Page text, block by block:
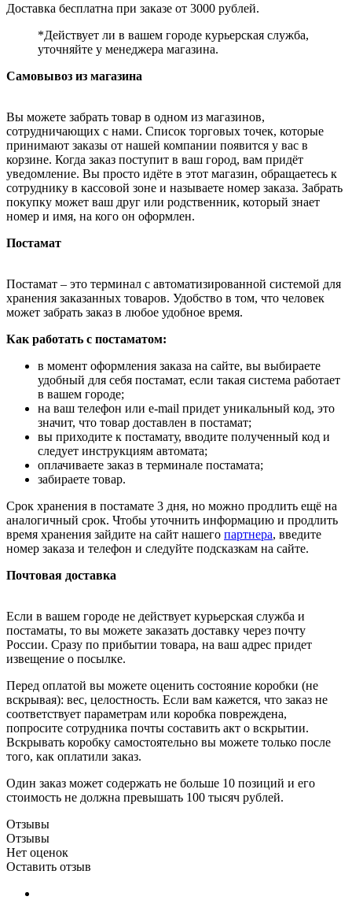
Доставка бесплатна при заказе от 3000 рублей.
*Действует ли в вашем городе курьерская служба,
уточняйте у менеджера магазина.
Самовывоз из магазина
Вы можете забрать товар в одном из магазинов,
сотрудничающих с нами. Список торговых точек, которые
принимают заказы от нашей компании появится у вас в
корзине. Когда заказ поступит в ваш город, вам придёт
уведомление. Вы просто идёте в этот магазин, обращаетесь к
сотруднику в кассовой зоне и называете номер заказа. Забрать
покупку может ваш друг или родственник, который знает
номер и имя, на кого он оформлен.
Постамат
Постамат – это терминал с автоматизированной системой для
хранения заказанных товаров. Удобство в том, что человек
может забрать заказ в любое удобное время.
Как работать с постаматом:
в момент оформления заказа на сайте, вы выбираете
удобный для себя постамат, если такая система работает
в вашем городе;
на ваш телефон или e-mail придет уникальный код, это
значит, что товар доставлен в постамат;
вы приходите к постамату, вводите полученный код и
следует инструкциям автомата;
оплачиваете заказ в терминале постамата;
забираете товар.
Срок хранения в постамате 3 дня, но можно продлить ещё на
аналогичный срок. Чтобы уточнить информацию и продлить
время хранения зайдите на сайт нашего партнера, введите
номер заказа и телефон и следуйте подсказкам на сайте.
Почтовая доставка
Если в вашем городе не действует курьерская служба и
постаматы, то вы можете заказать доставку через почту
России. Сразу по прибытии товара, на ваш адрес придет
извещение о посылке.
Перед оплатой вы можете оценить состояние коробки (не
вскрывая): вес, целостность. Если вам кажется, что заказ не
соответствует параметрам или коробка повреждена,
попросите сотрудника почты составить акт о вскрытии.
Вскрывать коробку самостоятельно вы можете только после
того, как оплатили заказ.
Один заказ может содержать не больше 10 позиций и его
стоимость не должна превышать 100 тысяч рублей.
Отзывы
Отзывы
Нет оценок
Оставить отзыв